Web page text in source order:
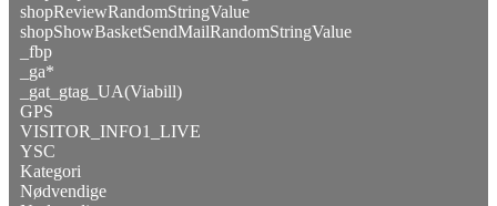
shopReviewRandomStringValue
shopShowBasketSendMailRandomStringValue
_fbp
_ga*
_gat_gtag_UA(Viabill)
GPS
VISITOR_INFO1_LIVE
YSC
Kategori
Nødvendige